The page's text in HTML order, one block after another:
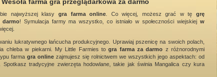
najwyższej klasy gra farma online . Co więcej, możesz grać w tęgrę
darmo! Symulacja farmy ma wszystko, co istniało w społeczności wiejskiejw
lukratywnego łańcucha produkcyjnego. Uprawiaj pszenicę na swoich polach,
chleba w piekarni. My Little Farmies togra farma za darmo z różnorodnymi
farma gra online zajmujesz się rolnictwem we wszystkich jego aspektach: od
tradycyjne zwierzęta hodowlane, takie jak świnia Mangalica czy kura